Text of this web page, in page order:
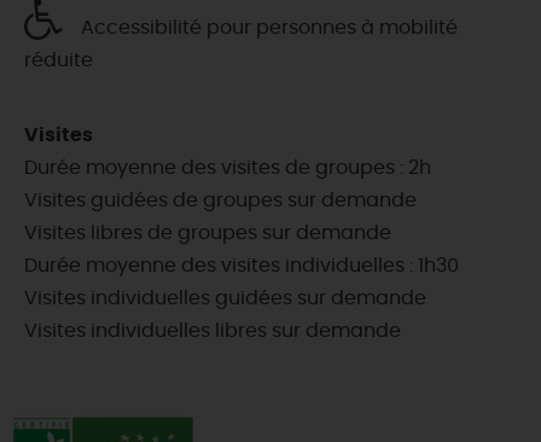
CETTE SEMAINE
Accessibilité pour personnes à mobilité
réduite
Visites
Durée moyenne des visites de groupes : 2h
Visites guidées de groupes sur demande
Visites libres de groupes sur demande
Durée moyenne des visites individuelles : 1h30
Visites individuelles guidées sur demande
Visites individuelles libres sur demande